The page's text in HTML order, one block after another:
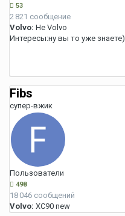
53
2 821 сообщение
Volvo: Не Volvo
Интересы:ну вы то уже знаете)
Fibs
супер-вжик
Пользователи
498
18 046 сообщений
Volvo: XC90 new